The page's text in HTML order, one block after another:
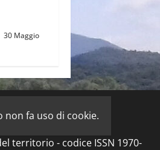
30 Maggio
non fa uso di cookie.
territorio - codice ISSN 1970-